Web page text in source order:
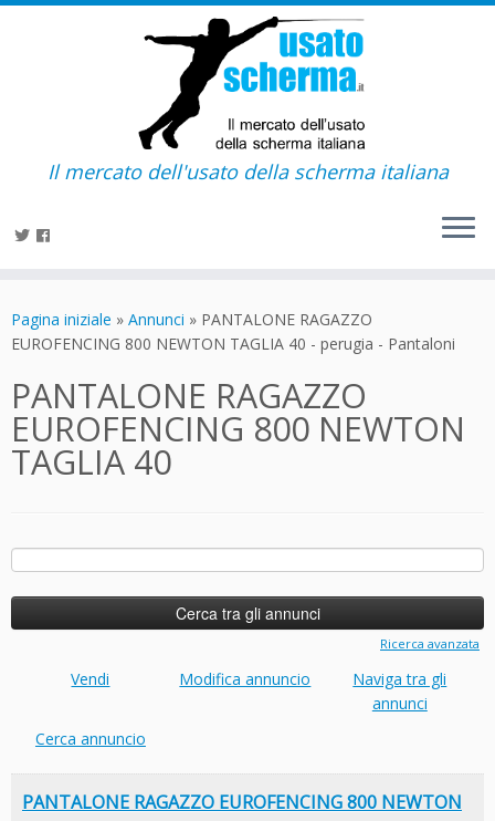
contenuto
Il mercato dell'usato della scherma italiana
Pagina iniziale » Annunci » PANTALONE RAGAZZO
EUROFENCING 800 NEWTON TAGLIA 40 - perugia - Pantaloni
PANTALONE RAGAZZO
EUROFENCING 800 NEWTON
TAGLIA 40
Ricerca
Ricerca avanzata
Vendi Modifica annuncio
Naviga tra gli
annunci
Cerca annuncio
PANTALONE RAGAZZO EUROFENCING 800 NEWTON